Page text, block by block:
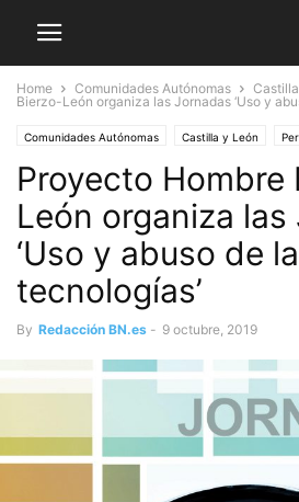
Home Comunidades Autónomas
Bierzo-León organiza las Jornadas ‘Uso y
Comunidades Autónomas Castilla y León
Proyecto Hombre
León organiza
‘Uso y abuso de
tecnologías’
By Redacción BN.es - 9 octubre, 2019